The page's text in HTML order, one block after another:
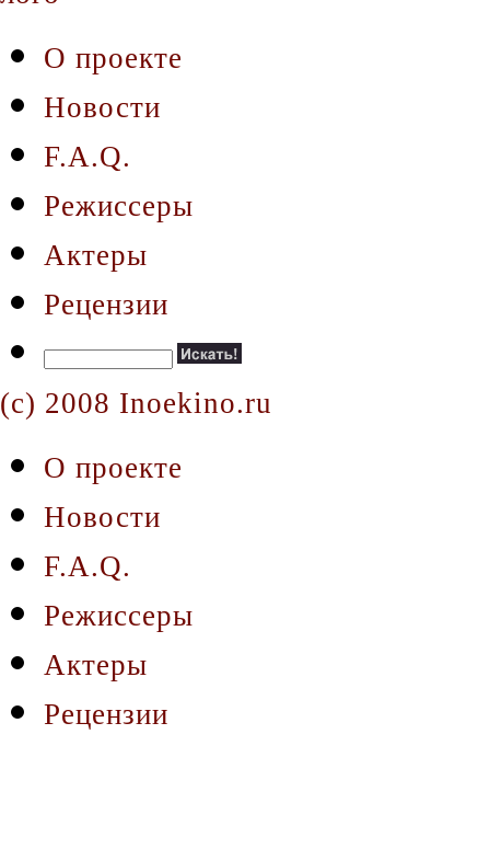
О проекте
Новости
F.A.Q.
Режиссеры
Актеры
Рецензии
(c) 2008 Inoekino.ru
О проекте
Новости
F.A.Q.
Режиссеры
Актеры
Рецензии